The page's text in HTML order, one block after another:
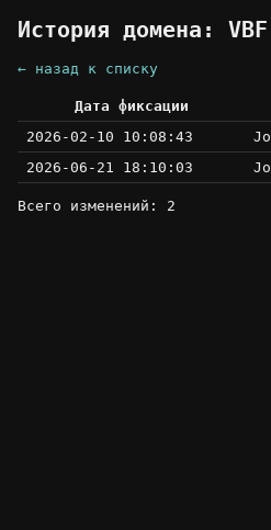
История домена:
← назад к списку
Дата фиксации
2026-02-10 10:08:43
2026-06-21 18:10:03
Всего изменений: 2